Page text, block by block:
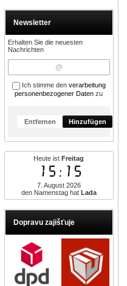
Newsletter
Erhalten Sie die neuesten
Nachrichten
Ich stimme den verarbeitung
personenbezogener Daten zu
Entfernen Hinzufügen
Heute istFreitag
15:15
7. August 2026
den Namenstag hat Lada
Dopravu zajišťuje